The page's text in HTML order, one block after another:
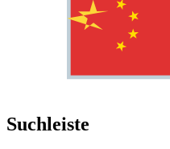
Suchleiste